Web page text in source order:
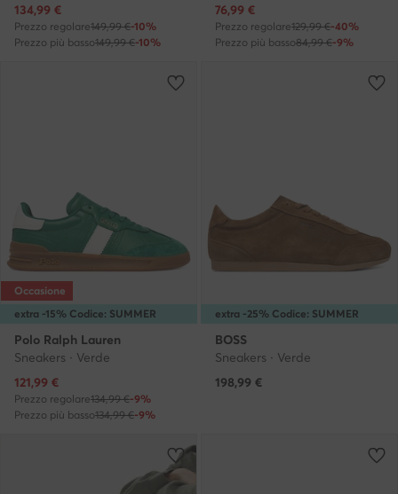
Prezzo attuale
134,99 €
Prezzo regolare149,99 €-10%
Prezzo più basso149,99 €-10%
Prezzo attuale
76,99 €
Prezzo regolare129,99 €-40%
Prezzo più basso84,99 €-9%
extra -15% Codice: SUMMER
Occasione
Polo Ralph Lauren
Sneakers · Verde
Prezzo attuale
121,99 €
Prezzo regolare134,99 €-9%
Prezzo più basso134,99 €-9%
extra -25% Codice: SUMMER
BOSS
Sneakers · Verde
198,99 €